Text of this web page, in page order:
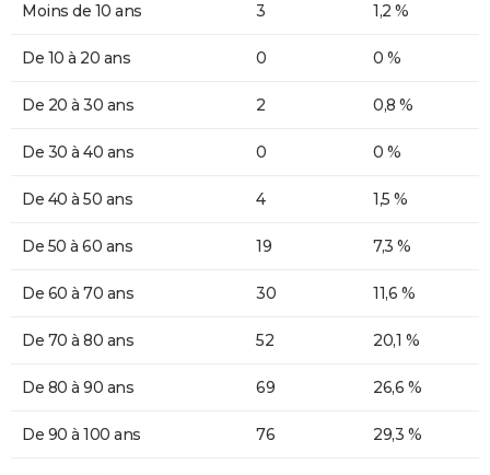
Moins de 10 ans 3 1,2 %
De 10 à 20 ans 0 0 %
De 20 à 30 ans 2 0,8 %
De 30 à 40 ans 0 0 %
De 40 à 50 ans 4 1,5 %
De 50 à 60 ans 19 7,3 %
De 60 à 70 ans 30 11,6 %
De 70 à 80 ans 52 20,1 %
De 80 à 90 ans 69 26,6 %
De 90 à 100 ans 76 29,3 %